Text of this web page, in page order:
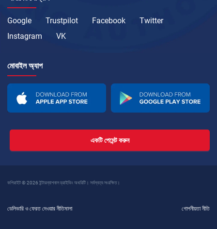
Google Trustpilot Facebook
Twitter
Instagram
VK
মোবাইল অ্যাপ
একটি পেমেন্ট করুন
কপিরাইট © 2026 ইন্টারন্যাশনাল ড্রাইভিং অথরিটি। সর্বস্বত্ব সংরক্ষিত।
ডেলিভারি ও ফেরত দেওয়ার নীতিমালা গোপনীয়তা নীতি